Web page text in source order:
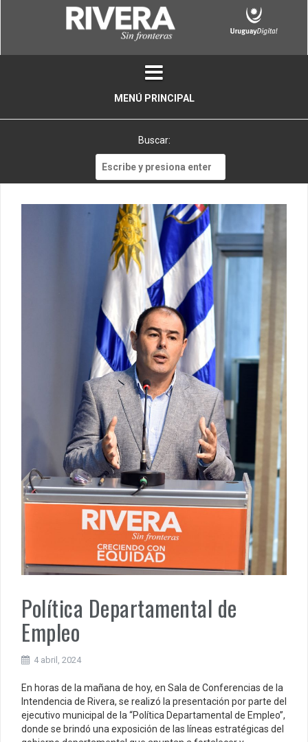
MENÚ PRINCIPAL
Buscar:
Política Departamental de
Empleo
4 abril, 2024
En horas de la mañana de hoy, en Sala de Conferencias de la
Intendencia de Rivera, se realizó la presentación por parte del
ejecutivo municipal de la “Política Departamental de Empleo”,
donde se brindó una exposición de las líneas estratégicas del